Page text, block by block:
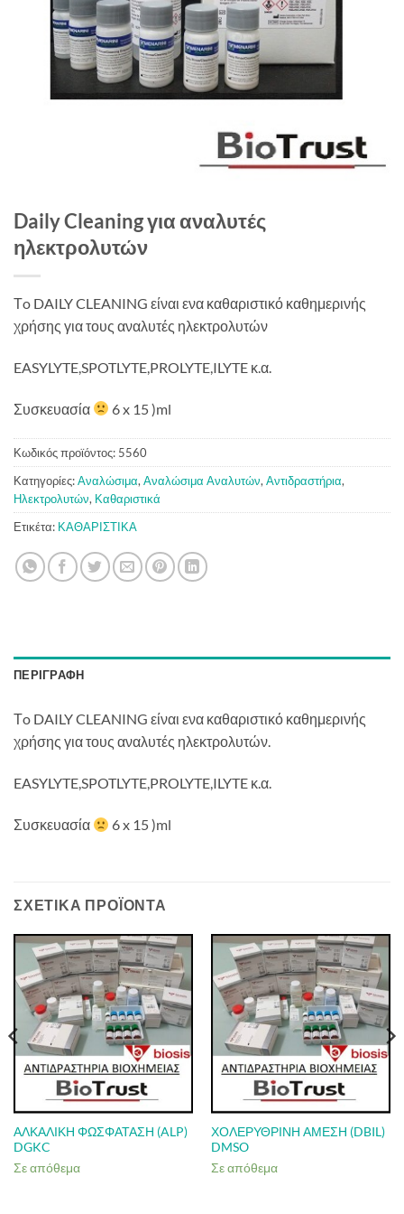
Daily Cleaning για αναλυτές
ηλεκτρολυτών
Τo DAILY CLEANING είναι ενα καθαριστικό καθημερινής
χρήσης για τους αναλυτές ηλεκτρολυτών
EASYLYTE,SPOTLYTE,PROLYTE,ILYTE κ.α.
Συσκευασία 6 x 15 )ml
Κωδικός προϊόντος: 5560
Κατηγορίες:Αναλώσιμα,Αναλώσιμα Αναλυτών,Αντιδραστήρια,
Ηλεκτρολυτών, Καθαριστικά
Ετικέτα: ΚΑΘΑΡΙΣΤΙΚΑ
ΠΕΡΙΓΡΑΦΉ
Τo DAILY CLEANING είναι ενα καθαριστικό καθημερινής
χρήσης για τους αναλυτές ηλεκτρολυτών.
EASYLYTE,SPOTLYTE,PROLYTE,ILYTE κ.α.
Συσκευασία 6 x 15 )ml
ΣΧΕΤΙΚΆ ΠΡΟΪΌΝΤΑ
ΑΛΚΑΛΙΚΗ ΦΩΣΦΑΤΑΣΗ (ALP)
DGKC
Σε απόθεμα
ΧΟΛΕΡΥΘΡΙΝΗ ΑΜΕΣΗ (DBIL)
DMSO
Σε απόθεμα